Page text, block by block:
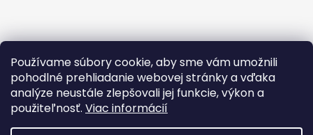
Používame súbory cookie, aby sme vám umožnili
pohodlné prehliadanie webovej stránky a vďaka
analýze neustále zlepšovali jej funkcie, výkon a
použiteľnosť. Viac informácií
Sledovať na Instagrame